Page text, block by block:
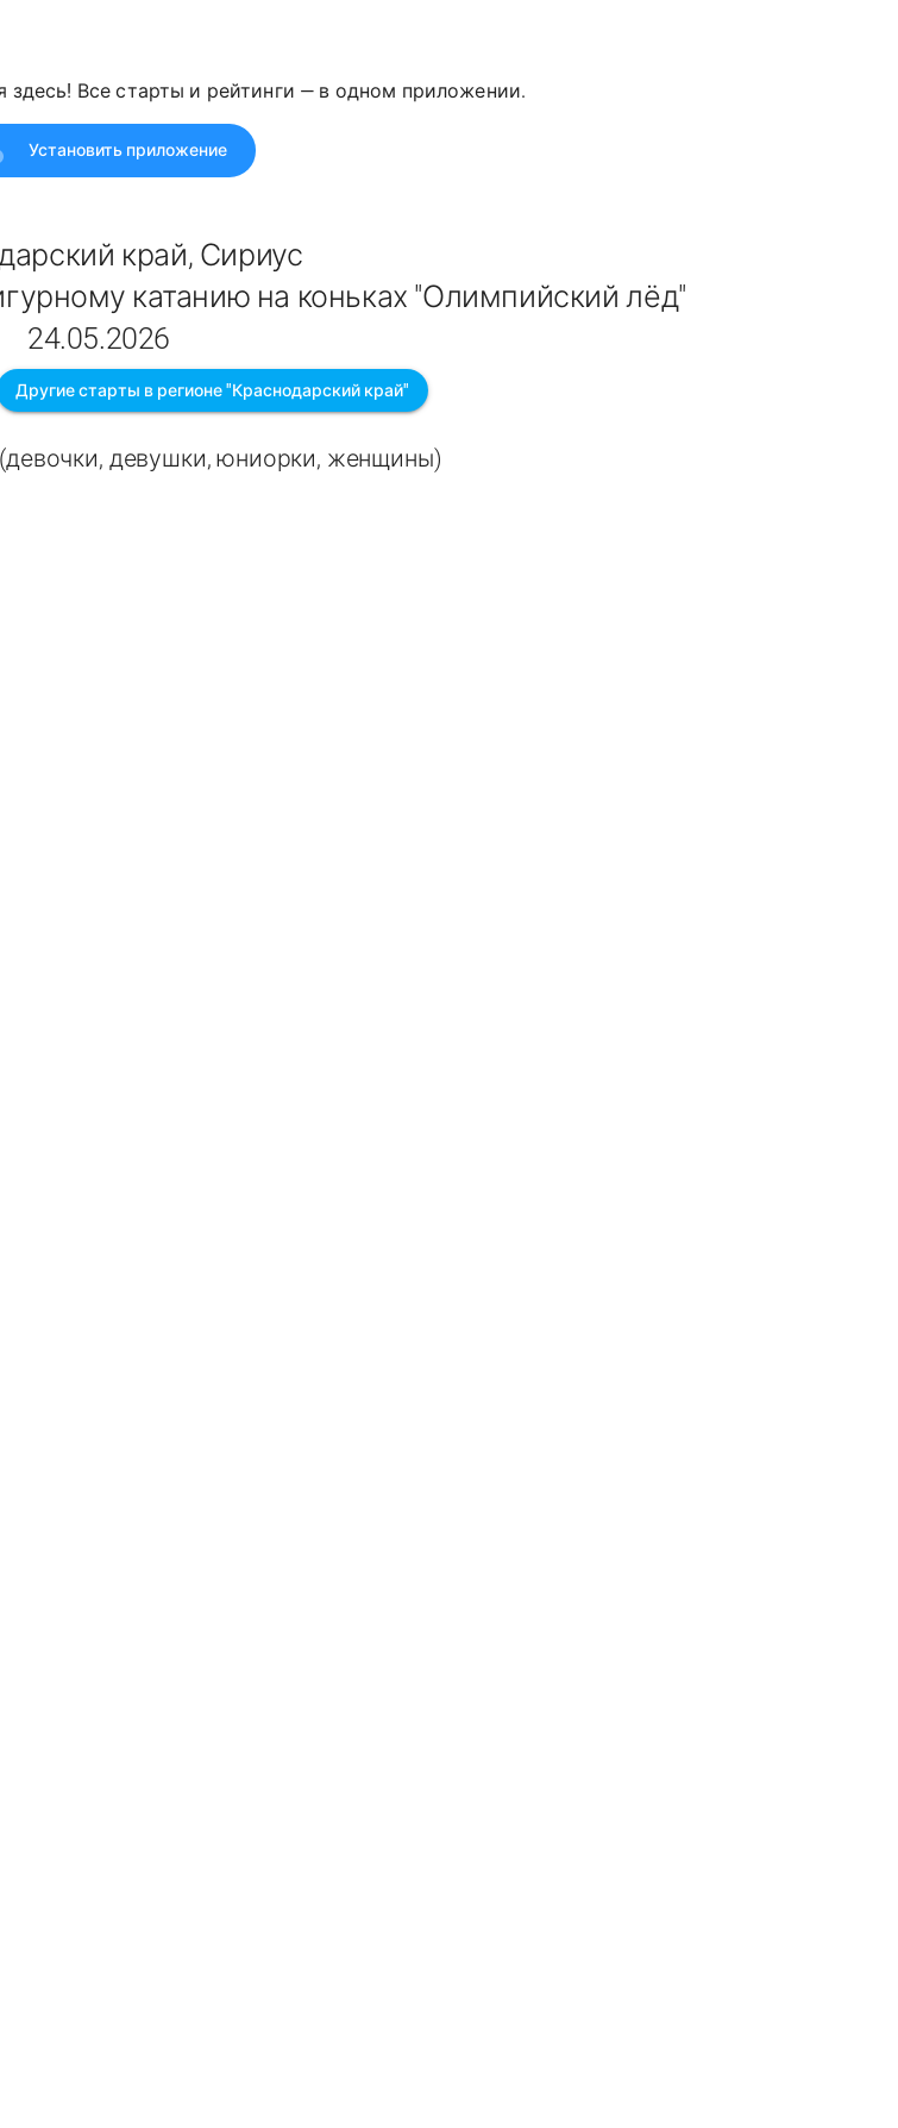
здесь! Все старты и рейтинги — в одном приложении.
Установить приложение
край, Сириус
катанию на коньках "Олимпийский лёд"
24.05.2026
Другие старты в регионе "Краснодарский край"
девушки, юниорки, женщины)